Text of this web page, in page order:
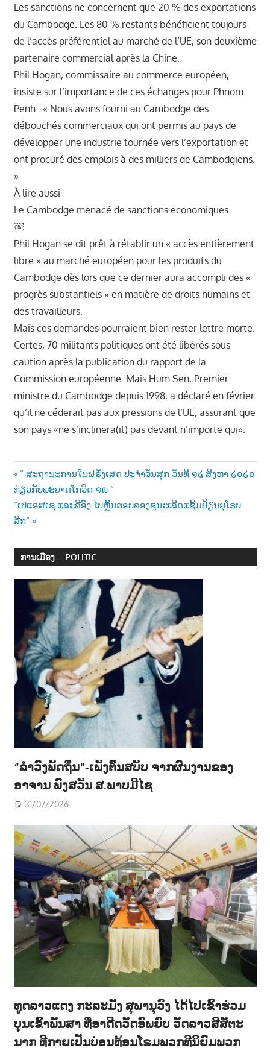
Les sanctions ne concernent que 20 % des exportations
du Cambodge. Les 80 % restants bénéficient toujours
de l’accès préférentiel au marché de l’UE, son deuxième
partenaire commercial après la Chine.
Phil Hogan, commissaire au commerce européen,
insiste sur l’importance de ces échanges pour Phnom
Penh : « Nous avons fourni au Cambodge des
débouchés commerciaux qui ont permis au pays de
développer une industrie tournée vers l’exportation et
ont procuré des emplois à des milliers de Cambodgiens.
»
À lire aussi
Le Cambodge menacé de sanctions économiques
￼
Phil Hogan se dit prêt à rétablir un « accès entièrement
libre » au marché européen pour les produits du
Cambodge dès lors que ce dernier aura accompli des «
progrès substantiels » en matière de droits humains et
des travailleurs.
Mais ces demandes pourraient bien rester lettre morte.
Certes, 70 militants politiques ont été libérés sous
caution après la publication du rapport de la
Commission européenne. Mais Hum Sen, Premier
ministre du Cambodge depuis 1998, a déclaré en février
qu’il ne céderait pas aux pressions de l’UE, assurant que
son pays «ne s’inclinera(it) pas devant n’importe qui».
Post
navigation
Previous
Post:
“ ສະຖານະການໃນຝຣັ່ງເສດ ປະຈຳວັນສຸກ ວັນທີ ໑໔ ສິງຫາ ໒໐໒໐
ກ່ຽວກັບພະຍາດໂກວິດ-໑໙ “
Next
Post:
“ເປແອສເຊ ແລະລີອົງ ໄປຫຼິ້ນຮອບລອງຊນະເລີດແຊ້ມປ້ຽນຍຸໂຣບ
ລີກ“
ການເມືອງ – POLITIC
“ລຳວົງພັດຖິ່ນ“-ເພັງຕົ້ນສບັບ ຈາກຜົນງານຂອງ
ອາຈານ ພົງສວັນ ສ.ພາບມີໄຊ
31/07/2026
ທູດລາວແດງ ກະລະມັງ ສຸພານຸວົງ ໄດ້ໄປເຂົ້າຮ່ວມ
ບຸນເຂົ້າພັນສາ ທີ່ອາດີດວັດອົພຍົບ ວັດລາວສີສັຕະ
ນາກ ທີກາຍເປັນບ່ອນທ້ອນໂຣມພວກທີນິຍົມພວກ